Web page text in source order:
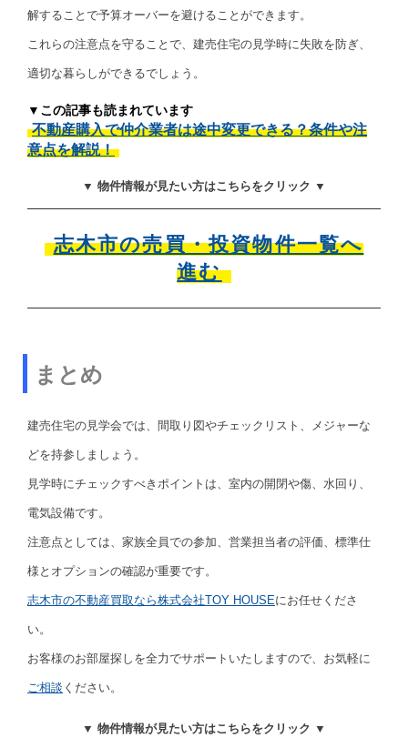
解することで予算オーバーを避けることができます。
これらの注意点を守ることで、建売住宅の見学時に失敗を防ぎ、
適切な暮らしができるでしょう。
▼この記事も読まれています
不動産購入で仲介業者は途中変更できる？条件や注
意点を解説！
▼ 物件情報が見たい方はこちらをクリック ▼
志木市の売買・投資物件一覧へ
進む
まとめ
建売住宅の見学会では、間取り図やチェックリスト、メジャーな
どを持参しましょう。
見学時にチェックすべきポイントは、室内の開閉や傷、水回り、
電気設備です。
注意点としては、家族全員での参加、営業担当者の評価、標準仕
様とオプションの確認が重要です。
志木市の不動産買取なら株式会社TOY HOUSEにお任せくださ
い。
お客様のお部屋探しを全力でサポートいたしますので、お気軽に
ご相談 ください。
▼ 物件情報が見たい方はこちらをクリック ▼